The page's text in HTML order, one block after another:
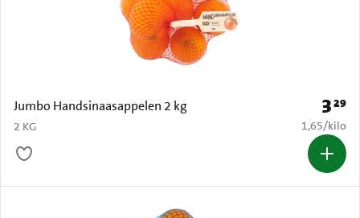
Jumbo Handsinaasappelen 2 kg
2 KG
Prijs:
329
€ 1,65 per
1,65/kilo